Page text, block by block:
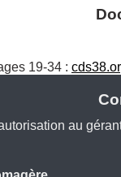
19-34 :
au